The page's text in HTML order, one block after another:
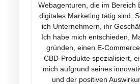
Webagenturen, die im Bereich
digitales Marketing tätig sind.
ich Unternehmern, ihr
Ich habe mich entschieden,
gründen, einen E-
CBD-Produkte spezialisiert,
mich aufgrund seines
und der positiven